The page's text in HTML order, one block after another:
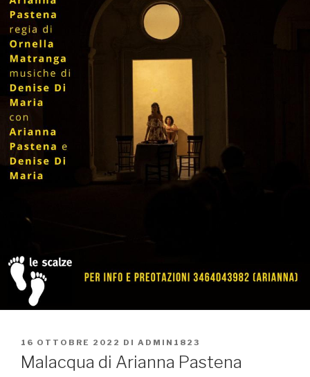
PUBBLICATO
IL
16 OTTOBRE 2022 DI ADMIN1823
Malacqua di Arianna Pastena